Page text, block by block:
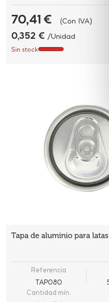
70,41 € (Con IVA)
0,352 € /Unidad
Sin stock
Tapa de aluminio para
Referencia
TAP080
Cantidad mín.